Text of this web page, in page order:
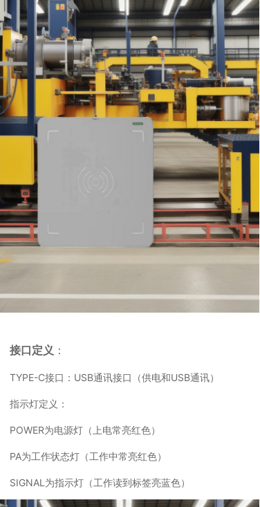
接口定义 ：
TYPE-C接口：USB通讯接口（供电和USB通讯）
指示灯定义：
POWER为电源灯（上电常亮红色）
PA为工作状态灯（工作中常亮红色）
SIGNAL为指示灯（工作读到标签亮蓝色）